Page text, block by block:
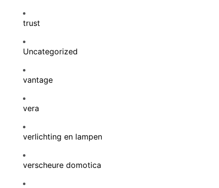
trust
Uncategorized
vantage
vera
verlichting en lampen
verscheure domotica